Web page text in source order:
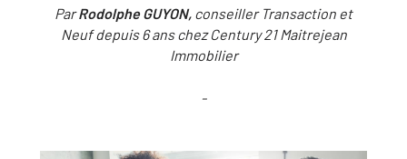
ParRodolphe GUYON, conseiller Transaction et
Neuf depuis 6 ans chez Century 21 Maitrejean
Immobilier
-